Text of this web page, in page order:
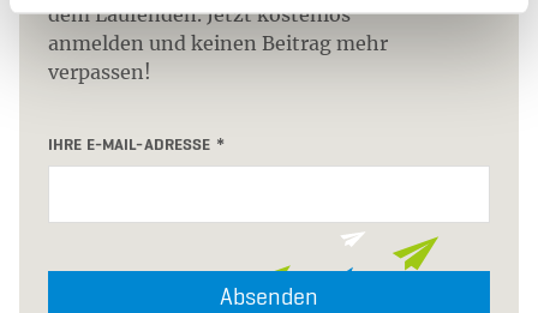
dem Laufenden. Jetzt kostenlos
anmelden und keinen Beitrag mehr
verpassen!
IHRE E-MAIL-ADRESSE
Absenden